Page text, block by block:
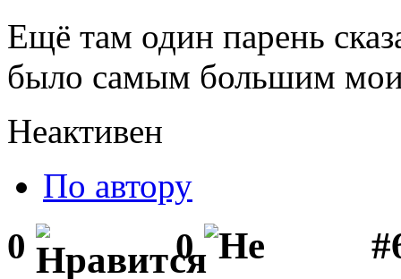
Ещё там один парень
было самым большим
Неактивен
По автору
0 0